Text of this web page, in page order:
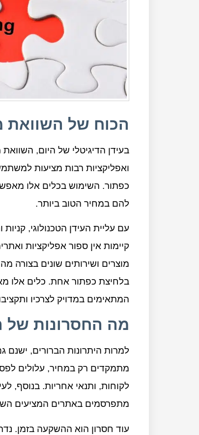
הכוח של השוואת
בעידן הדיגיטלי של היום, השוואת
ואפליקציות רבות מציעות
כפתור. השימוש בכלים אלו
להם במחיר הטוב ביותר.
עם עליית העידן הטכנולוגי,
קיימות אין ספור אפליקציות
מוצרים ושירותים שונים בצורה
בלחיצת כפתור אחת. כלים אלו
המתאימים במדויק לצרכיו
מה החסרונות של
למרות היתרונות הברורים, ישנם
מתמקדים רק במחיר, עלולים
לקוחות, ותנאי אחריות. בנוסף,
מתפרסמים באתרים המציעים
עוד חסרון הוא ההשקעה בזמן.